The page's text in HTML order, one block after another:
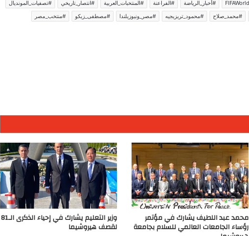
#أخبار_الرياضة #الفراعنة #المنتخبات_العربية #انتصار_تاريخي
#تصفيات_المونديال
#محمد_صلاح #محمود_تريزيجيه #مصر_ونيوزيلندا #مصطفى_زيكو
#منتخب_مصر
محمد عبد اللطيف يشارك في مؤتمر
رؤساء الجامعات العالمي للسلام بجامعة
وزير التعليم يشارك في إحياء الذكرى الـ81
لقصف هيروشيما